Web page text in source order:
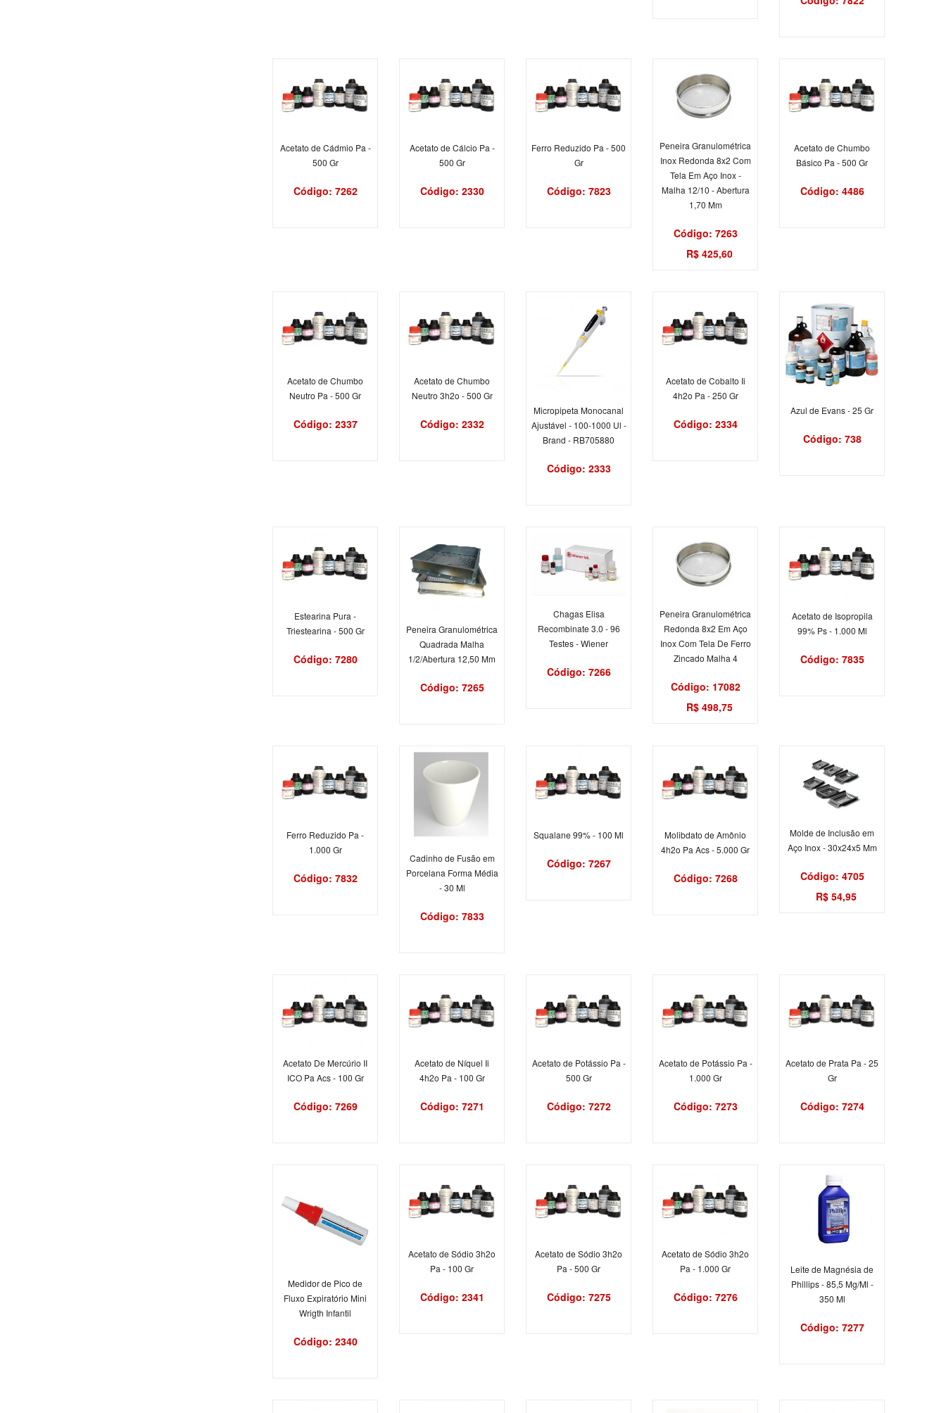
Acetato de Cádmio Pa -
500 Gr
Código: 7262
Acetato de Cálcio Pa -
500 Gr
Código: 2330
Ferro Reduzido Pa - 500
Gr
Código: 7823
Peneira Granulométrica
Inox Redonda 8x2 Com
Tela Em Aço Inox -
Malha 12/10 - Abertura
1,70 Mm
Código: 7263
R$ 425,60
Acetato de Chumbo
Básico Pa - 500 Gr
Código: 4486
Acetato de Chumbo
Neutro Pa - 500 Gr
Código: 2337
Acetato de Chumbo
Neutro 3h2o - 500 Gr
Código: 2332
Micropipeta Monocanal
Ajustável - 100-1000 Ul -
Brand - RB705880
Código: 2333
Acetato de Cobalto Ii
4h2o Pa - 250 Gr
Código: 2334
Azul de Evans - 25 Gr
Código: 738
Estearina Pura -
Triestearina - 500 Gr
Código: 7280
Peneira Granulométrica
Quadrada Malha
1/2/Abertura 12,50 Mm
Código: 7265
Chagas Elisa
Recombinate 3.0 - 96
Testes - Wiener
Código: 7266
Peneira Granulométrica
Redonda 8x2 Em Aço
Inox Com Tela De Ferro
Zincado Malha 4
Código: 17082
R$ 498,75
Acetato de Isopropila
99% Ps - 1.000 Ml
Código: 7835
Ferro Reduzido Pa -
1.000 Gr
Código: 7832
Cadinho de Fusão em
Porcelana Forma Média
- 30 Ml
Código: 7833
Squalane 99% - 100 Ml
Código: 7267
Molibdato de Amônio
4h2o Pa Acs - 5.000 Gr
Código: 7268
Molde de Inclusão em
Aço Inox - 30x24x5 Mm
Código: 4705
R$ 54,95
Acetato De Mercúrio II
ICO Pa Acs - 100 Gr
Código: 7269
Acetato de Níquel Ii
4h2o Pa - 100 Gr
Código: 7271
Acetato de Potássio Pa -
500 Gr
Código: 7272
Acetato de Potássio Pa -
1.000 Gr
Código: 7273
Acetato de Prata Pa - 25
Gr
Código: 7274
Medidor de Pico de
Fluxo Expiratório Mini
Wrigth Infantil
Código: 2340
Acetato de Sódio 3h2o
Pa - 100 Gr
Código: 2341
Acetato de Sódio 3h2o
Pa - 500 Gr
Código: 7275
Acetato de Sódio 3h2o
Pa - 1.000 Gr
Código: 7276
Leite de Magnésia de
Phillips - 85,5 Mg/Ml -
350 Ml
Código: 7277